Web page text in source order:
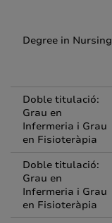
Degree in Nursing
Doble titulació:
Grau en
Infermeria i Grau
en Fisioteràpia
Doble titulació:
Grau en
Infermeria i Grau
en Fisioteràpia